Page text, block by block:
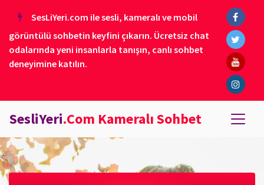
SesLiYeri.com ile sesli, kameralı ve mobil
görüntülü sohbetin keyfini çıkarın. Ücretsiz chat
odalarında yeni insanlarla tanışın, canlı sohbet
deneyimine katılın.
SesliYeri.Com Kameralı Sohbet